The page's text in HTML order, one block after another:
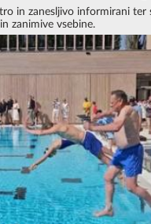
in zanesljivo informirani ter
zanimive vsebine.